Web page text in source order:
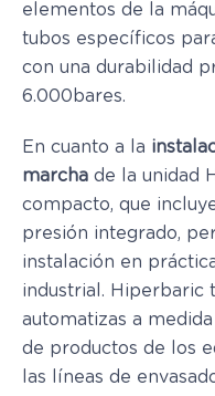
elementos de la
tubos específicos
con una durabilidad
6.000bares.
En cuanto a la
marcha de la unidad
compacto, que
presión integrado,
instalación en
industrial. Hiperbaric
automatizas a
de productos de los
las líneas de